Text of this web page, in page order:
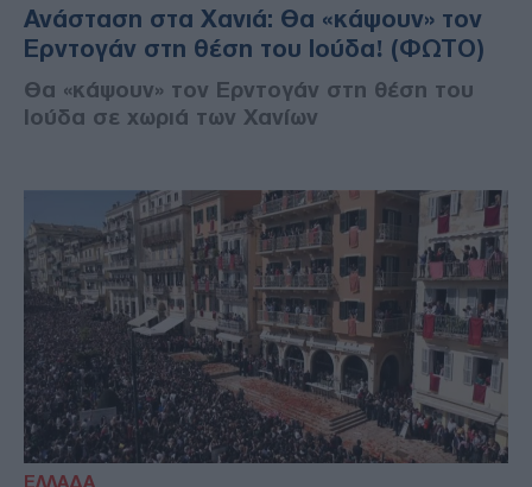
Ανάσταση στα Χανιά: Θα «κάψουν» τον
Ερντογάν στη θέση του Ιούδα! (ΦΩΤΟ)
Θα «κάψουν» τον Ερντογάν στη θέση του
Ιούδα σε χωριά των Χανίων
ΕΛΛΑΔΑ